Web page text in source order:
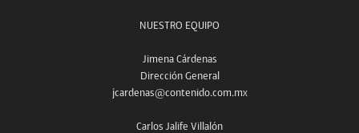
NUESTRO EQUIPO
Jimena Cárdenas
Dirección General
jcardenas@contenido.com.mx
Carlos Jalife Villalón